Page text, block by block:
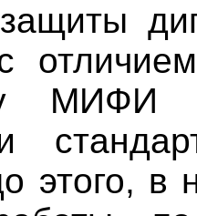
этого, в